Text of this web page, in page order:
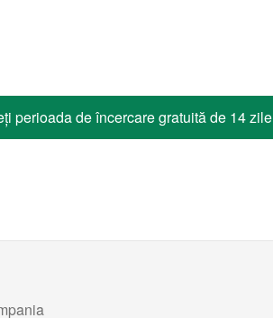
perioada de încercare gratuită de 14 zile